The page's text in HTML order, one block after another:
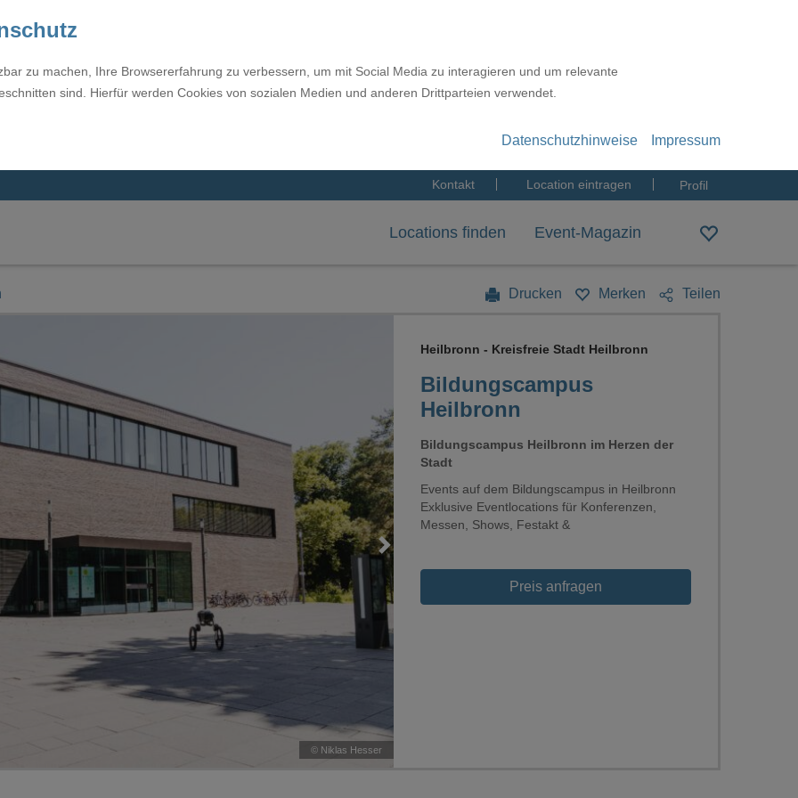
zu machen, Ihre Browsererfahrung zu verbessern, um mit Social Media zu interagieren und um relevante
sind. Hierfür werden Cookies von sozialen Medien und anderen Drittparteien verwendet.
Datenschutzhinweise Impressum
Kontakt Location eintragen Profil
Locations finden Event-Magazin
Drucken Merken Teilen
© Niklas Hesser
Loading...
Bildungscampus
Heilbronn
Heilbronn - Kreisfreie Stadt Heilbronn
Bildungscampus Heilbronn im Herzen der
Stadt
Events auf dem Bildungscampus in Heilbronn
Exklusive Eventlocations für Konferenzen,
Messen, Shows, Festakt &
Preis anfragen